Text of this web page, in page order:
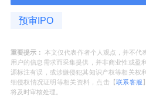
刚成立时，鹰峰有限注册
英杰、张凤山和孟繁江各
预审IPO
重要提示： 本文仅代表作者个人观点，并不代
用户的信息需求而采集提供，并非商业性或盈
源标注有误，或涉嫌侵犯其知识产权等相关权
细侵权情况证明等相关资料，点击【联系客服
将及时审核处理。